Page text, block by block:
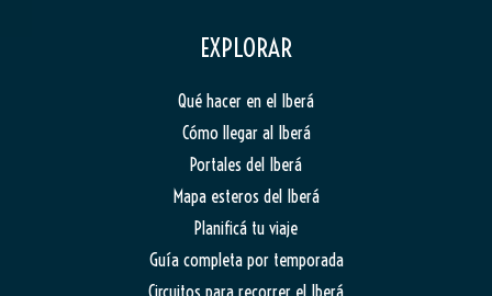
EXPLORAR
Qué hacer en el Iberá
Cómo llegar al Iberá
Portales del Iberá
Mapa esteros del Iberá
Planificá tu viaje
Guía completa por temporada
Circuitos para recorrer el Iberá